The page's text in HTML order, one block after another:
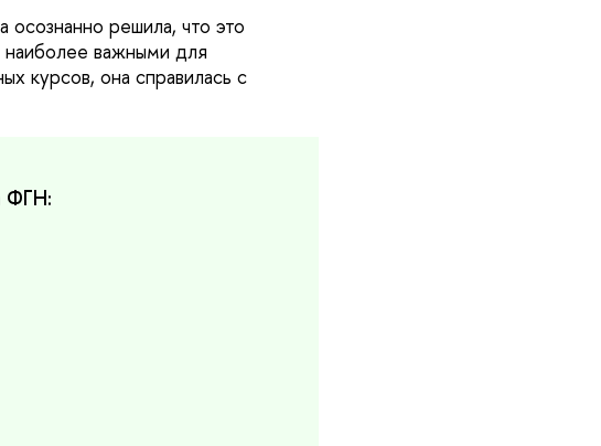
осознанно решила, что это
наиболее важными для
курсов, она справилась с
ФГН: